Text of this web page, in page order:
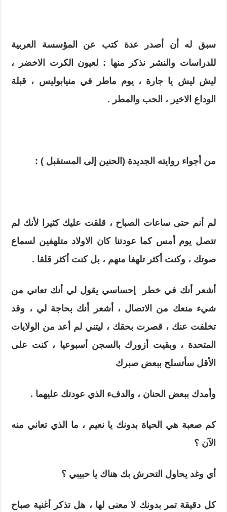
سبق له أن أصدر عدة كتب عن المؤسسة العربية
للدراسات والنشر نذكر منها : لعيون الكرت الاخضر ،
ليش ليش يا جارة ، يوم ماطر في منيابوليس ، قبلة
الوداع الاخير ، الحب والمطر .
من أجواء روايته الجديدة (الحنين إلى المستقبل ) :
لم أنم حتى ساعات الصباح ، قلقت عليك كثيرا لأنك لم
تتصل يوم أمس كما عودتنا كان الاولاد متلهفين لسماع
صوتك ، وكنت أكثر تلهفا منهم ، بل كنت أكثر قلقا .
أشعر أنك في خطر إحساسي يقول لي أنك تعاني من
شيء منعك من الاتصال ، أشعر أنك بحاجة لي ، وقد
تخلفت عنك ، قصرت بحقك ، ليتني لم أعد من الولايات
المتحدة ، وبقيت أزورك بالسجن أسبوعيا ، كنت على
الأقل سأتسلح ببعض صبرك
وأمدك ببعض الحنان ، والدفء الذي عودتك عليهما .
كم صعبة هي الحياة بدونك يا نعيم ، ما الذي تعاني منه
الآن ؟
أي وغد يحاول التحرش بك هناك يا حبيبي ؟
كل دقيقة تمر بدونك لا معنى لها ، هل تذكر أغنية صباح